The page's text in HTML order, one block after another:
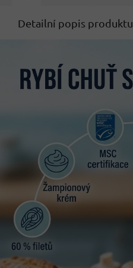
Detailní popis produktu